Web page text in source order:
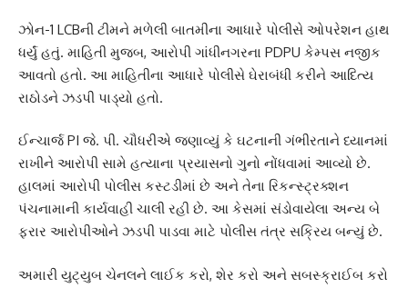
ઝોન-1 LCBની ટીમને મળેલી બાતમીના આધારે પોલીસે ઓપરેશન હાથ
ધર્યું હતું. માહિતી મુજબ, આરોપી ગાંધીનગરના PDPU કેમ્પસ નજીક
આવતો હતો. આ માહિતીના આધારે પોલીસે ઘેરાબંધી કરીને આદિત્ય
રાઠોડને ઝડપી પાડ્યો હતો.
ઈન્ચાર્જ PI જે. પી. ચૌધરીએ જણાવ્યું કે ઘટનાની ગંભીરતાને ધ્યાનમાં
રાખીને આરોપી સામે હત્યાના પ્રયાસનો ગુનો નોંધવામાં આવ્યો છે.
હાલમાં આરોપી પોલીસ કસ્ટડીમાં છે અને તેના રિકન્સ્ટ્રક્શન
પંચનામાની કાર્યવાહી ચાલી રહી છે. આ કેસમાં સંડોવાયેલા અન્ય બે
ફરાર આરોપીઓને ઝડપી પાડવા માટે પોલીસ તંત્ર સક્રિય બન્યું છે.
અમારી યુટ્યુબ ચેનલને લાઈક કરો, શેર કરો અને સબસ્ક્રાઈબ કરો